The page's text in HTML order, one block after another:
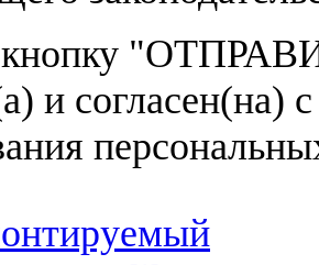
и согласен(на)